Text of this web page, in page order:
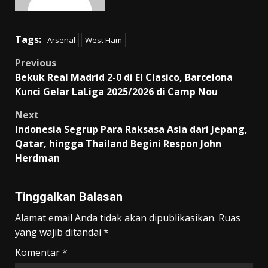
Tags: Arsenal West Ham
Post
navigation
Previous
Bekuk Real Madrid 2-0 di El Clasico, Barcelona
Kunci Gelar LaLiga 2025/2026 di Camp Nou
Next
Indonesia Segrup Para Raksasa Asia dari Jepang,
Qatar, hingga Thailand Begini Respon John
Herdman
Tinggalkan Balasan
Alamat email Anda tidak akan dipublikasikan. Ruas
yang wajib ditandai *
Komentar*